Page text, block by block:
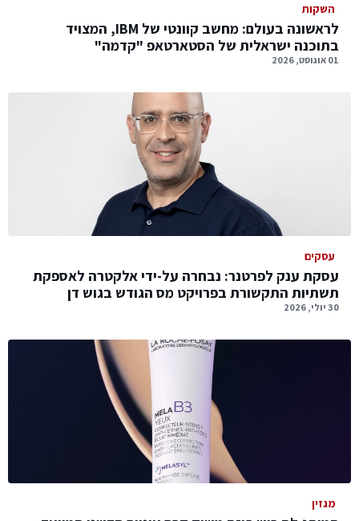
השקות
לראשונה בעולם: מחשב קוונטי של IBM, המצויד
בתוכנה ישראלית של הסטארטאפ "קדמה"
01 אוגוסט, 2026
עסקים
עסקת ענק לפרטנר: נבחרה על-ידי אלקטרה לאספקת
תשתיות התקשורת בפרויקט מס הגודש בגוש דן
30 יולי, 2026
מגזין